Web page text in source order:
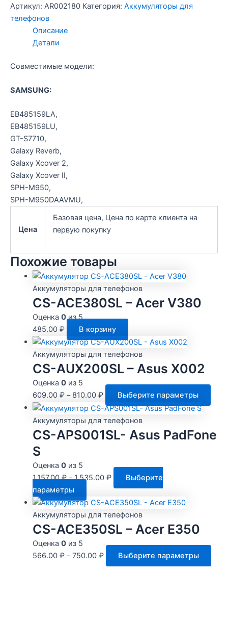
-
Sgn
Xcover2
Артикул: AR002180 Категория: Аккумуляторы для
телефонов
Описание
Детали
Совместимые модели:
SAMSUNG:
EB485159LA,
EB485159LU,
GT-S7710,
Galaxy Reverb,
Galaxy Xcover 2,
Galaxy Xcover II,
SPH-M950,
SPH-M950DAAVMU,
Цена
Базовая цена, Цена по карте клиента на
первую покупку
Похожие товары
Аккумуляторы для телефонов
CS-ACE380SL – Acer V380
Оценка 0из 5
485.00 ₽ В корзину
Аккумуляторы для телефонов
CS-AUX200SL – Asus X002
Оценка 0из 5
609.00 ₽– 810.00 ₽ Выберите параметры
Аккумуляторы для телефонов
CS-APS001SL- Asus PadFone
S
Оценка 0из 5
1,157.00₽–1,535.00 ₽
Выберите
параметры
товар
имеет
несколько
Аккумуляторы для телефонов
CS-ACE350SL – Acer E350
Оценка 0из 5
566.00 ₽–750.00 ₽ Выберите параметры